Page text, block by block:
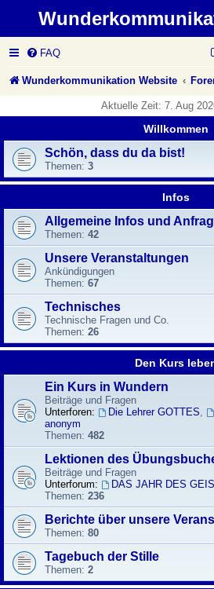
FAQ
Wunderkommunikation Website
Aktuelle Zeit: 7. Aug
Willkommen
Schön, dass du da bist!
Themen: 3
Infos
Allgemeine Infos und
Themen: 42
Unsere Veranstaltungen
Ankündigungen
Themen: 67
Technisches
Technische Fragen und Co.
Themen: 26
Den Kurs
Ein Kurs in Wundern
Beiträge und Fragen
Unterforen:
Die Lehrer GOTTES,
anonym
Themen: 482
Lektionen des
Beiträge und Fragen
Unterforum:
DAS JAHR DES
Themen: 236
Berichte über unsere
Themen: 80
Tagebuch der Stille
Themen: 2